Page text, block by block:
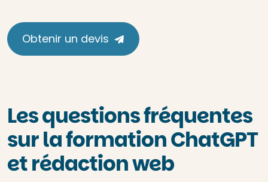
Obtenir un devis
Les questions fréquentes
sur la formation ChatGPT
et rédaction web